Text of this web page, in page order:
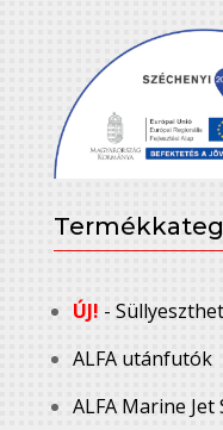
ÚJ! -
ALFA utánfutók
ALFA Marine